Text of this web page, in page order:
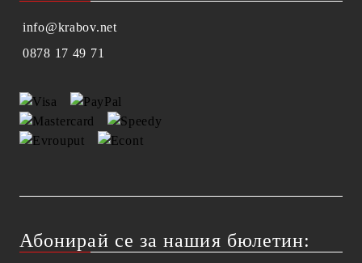
info@krabov.net
0878 17 49 71
Абонирай се за нашия бюлетин: